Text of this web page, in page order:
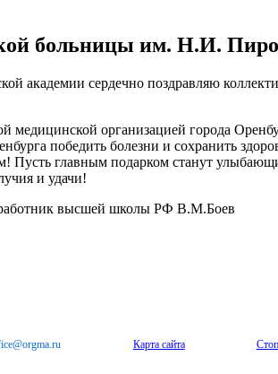
больницы им. Н.И.
академии сердечно поздравляю
организацией города
победить болезни и сохранить
Пусть главным подарком станут
и удачи!
высшей школы РФ В.М.Боев
Карта сайта